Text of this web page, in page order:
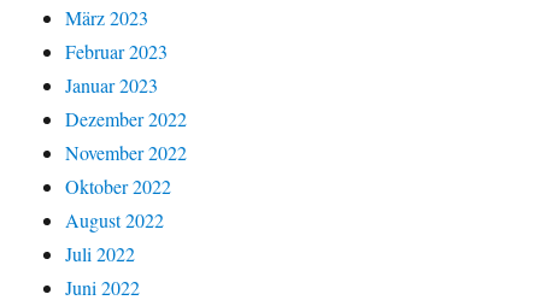
März 2023
Februar 2023
Januar 2023
Dezember 2022
November 2022
Oktober 2022
August 2022
Juli 2022
Juni 2022